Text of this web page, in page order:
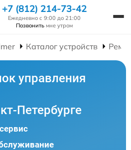
+7 (812) 214-73-42
Ежедневно с 9:00 до 21:00
Позвонить мне утром
Каталог устройств
управления
Петербурге